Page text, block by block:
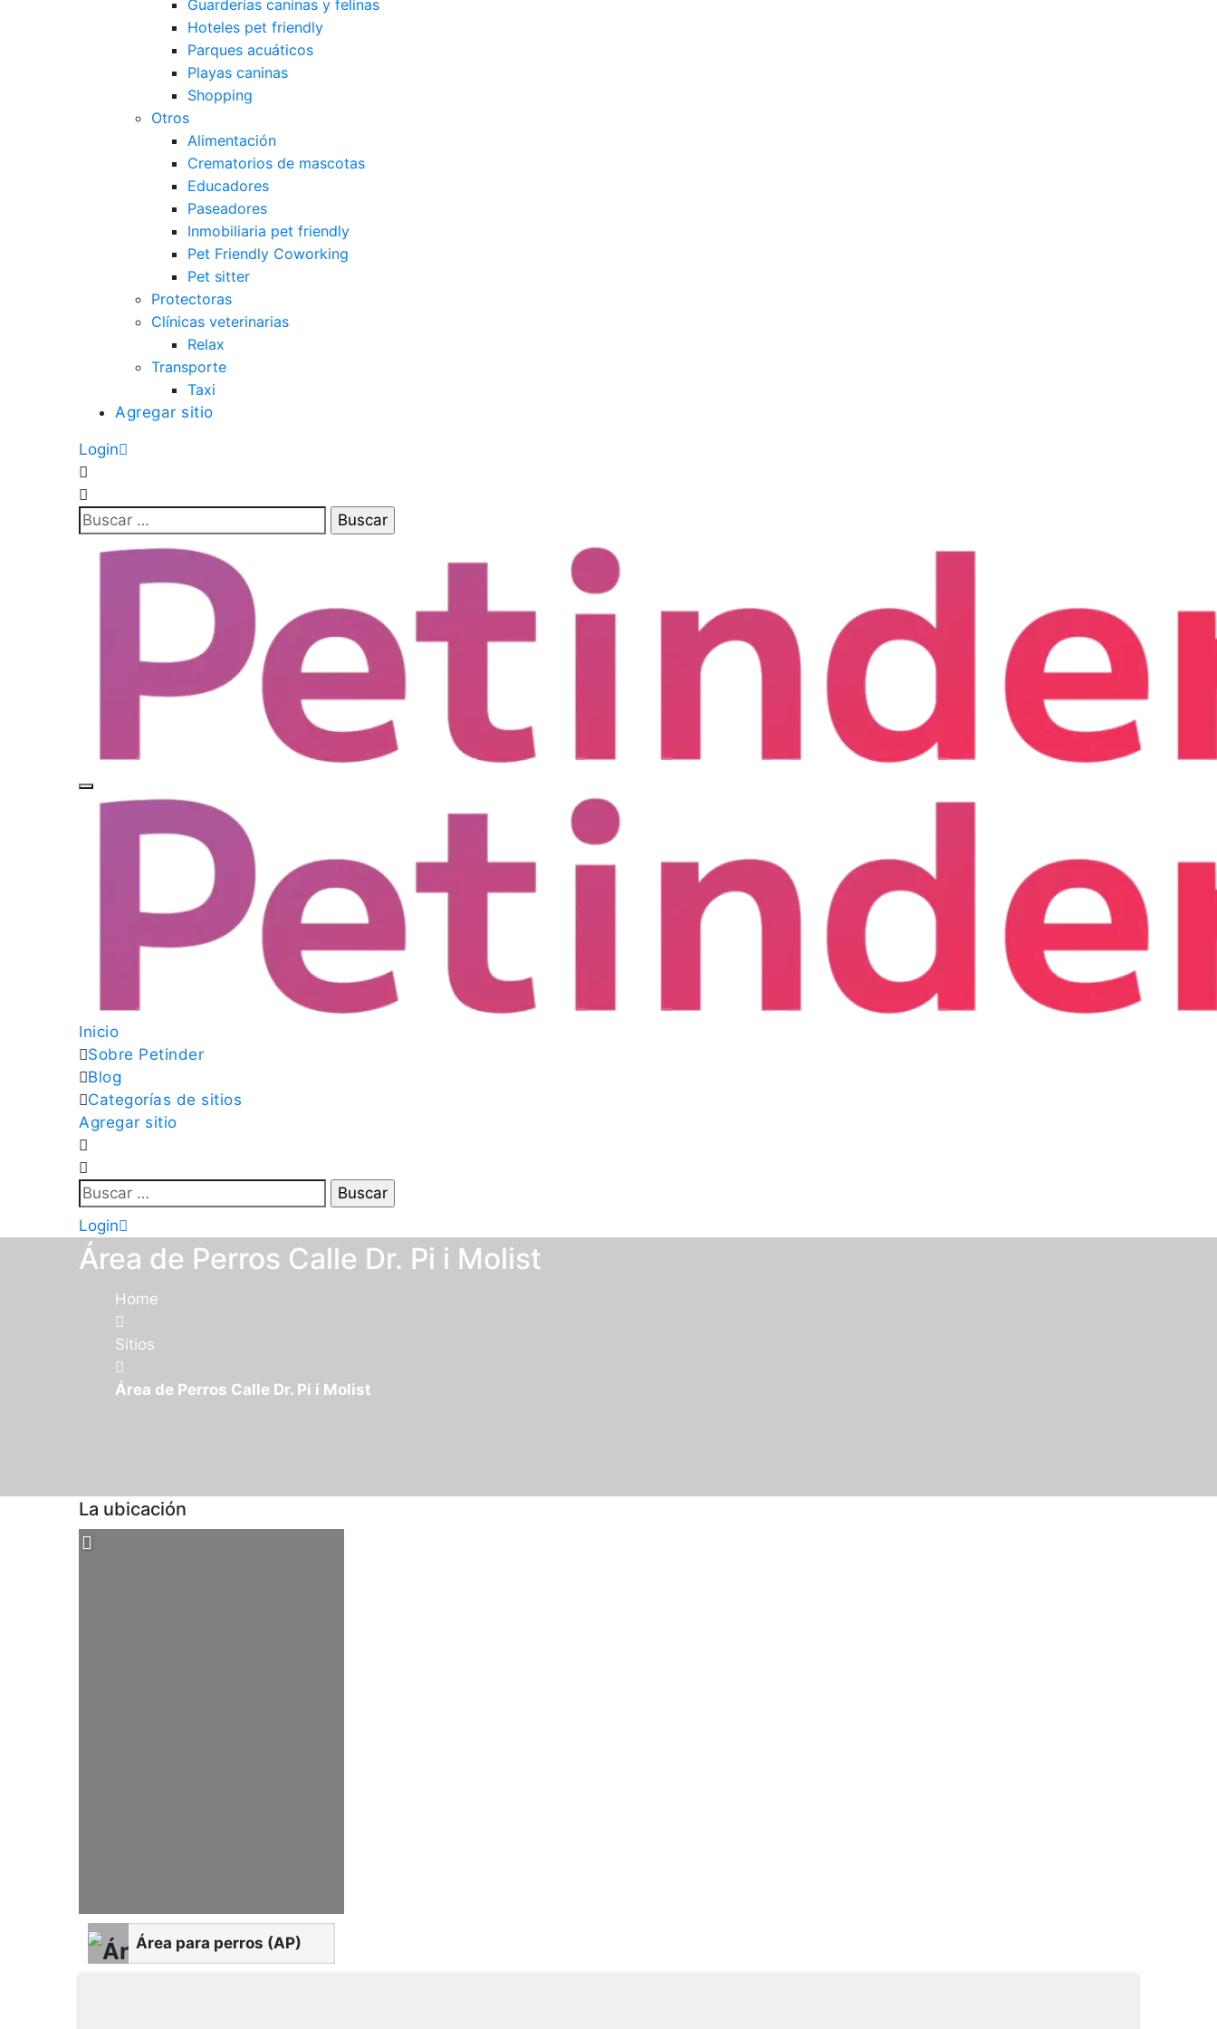
Guarderías caninas y felinas
Hoteles pet friendly
Parques acuáticos
Playas caninas
Shopping
Otros
Alimentación
Crematorios de mascotas
Educadores
Paseadores
Inmobiliaria pet friendly
Pet Friendly Coworking
Pet sitter
Protectoras
Clínicas veterinarias
Relax
Transporte
Taxi
Agregar sitio
Login
Buscar:
Inicio
Sobre Petinder
Blog
Categorías de sitios
Agregar sitio
Buscar:
Login
Área de Perros Calle Dr. Pi i Molist
Home
Sitios
Área de Perros Calle Dr. Pi i Molist
La ubicación
Área para perros (AP)